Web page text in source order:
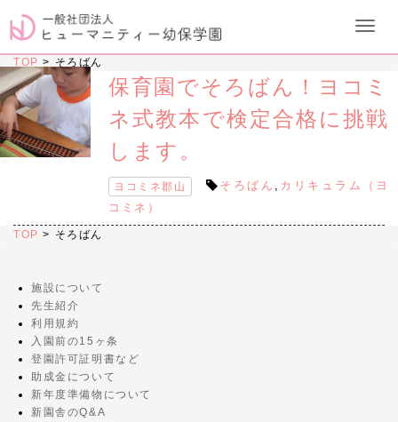
TOP > そろばん
保育園でそろばん！ヨコミ
ネ式教本で検定合格に挑戦
します。
ヨコミネ郡山 そろばん , カリキュラム（ヨ
コミネ）
TOP > そろばん
施設について
先生紹介
利用規約
入園前の15ヶ条
登園許可証明書など
助成金について
新年度準備物について
新園舎のQ&A